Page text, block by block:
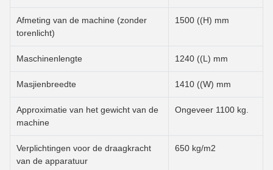
Afmeting van de machine (zonder
torenlicht)
1500 ((H) mm
Maschinenlengte 1240 ((L) mm
Masjienbreedte 1410 ((W) mm
Approximatie van het gewicht van de
machine
Ongeveer 1100 kg.
Verplichtingen voor de draagkracht
van de apparatuur
650 kg/m2